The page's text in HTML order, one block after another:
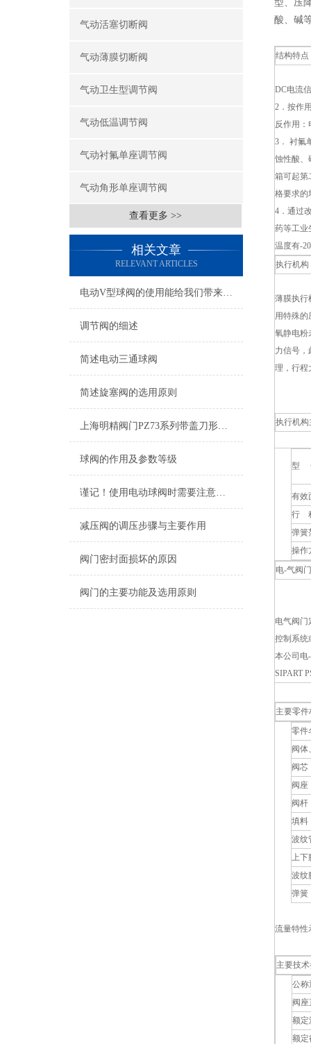
气动活塞切断阀
气动薄膜切断阀
气动卫生型调节阀
气动低温调节阀
气动衬氟单座调节阀
气动角形单座调节阀
查看更多 >>
相关文章
RELEVANT ARTICLES
电动V型球阀的使用能给我们带来哪些好处？
调节阀的细述
简述电动三通球阀
简述旋塞阀的选用原则
上海明精阀门PZ73系列带盖刀形闸阀主要特点
球阀的作用及参数等级
谨记！使用电动球阀时需要注意这些
减压阀的调压步骤与主要作用
阀门密封面损坏的原因
阀门的主要功能及选用原则
型、压
酸、碱
结构特点
DC电流
2． 按作
反作用：
3． 衬氟
蚀性酸、
箱可起第
格要求的
4．通过
药等工业
温度有-
执行机构
薄膜执行
用特殊的
氧静电粉
力信号，
理，行程
执行机构
型
有效
行
弹簧
操作
电-气阀
电气阀门
控制系统
本公司电
SIPART
主要零件
零件
阀体
阀芯
阀座
阀杆
填料
波纹
上下
波纹
弹簧
流量特性
主要技
公称
阀座
额定
额定